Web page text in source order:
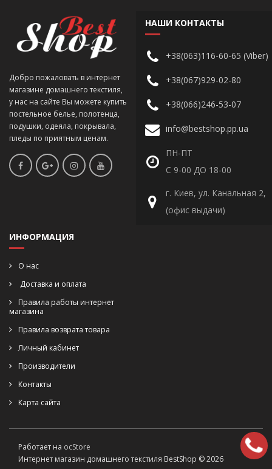
Добро пожаловать в интернет
магазине домашнего текстиля,
у нас на сайте Вы можете купить
постельное белье, полотенца,
подушки, одеяла, покрывала,
пледы по приятным ценам.
НАШИ КОНТАКТЫ
+38(063)116-60-65 (Viber)
+38(067)929-02-80
+38(066)246-53-07
info@bestshop.pp.ua
ПН-ПТ
С 9-00 ДО 18-00
г. Киев, ул. Канальная 2,
(офис выдачи)
ИНФОРМАЦИЯ
О нас
Доставка и оплата
Правила работы интернет
магазина
Правила возврата товара
Личный кабинет
Производители
Контакты
Карта сайта
Работает на ocStore
Интернет магазин домашнего текстиля BestShop © 2026